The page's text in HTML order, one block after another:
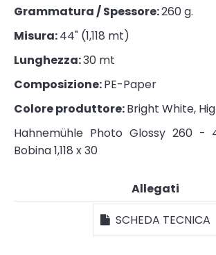
Grammatura / Spessore:260 g.
Misura:44" (1,118 mt)
Lunghezza:30 mt
Composizione:PE-Paper
Colore produttore:Bright White,
Hahnemühle Photo Glossy 260
Bobina 1,118 x 30
Allegati
SCHEDA TECNICA